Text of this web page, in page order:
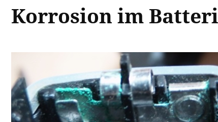
Korrosion im